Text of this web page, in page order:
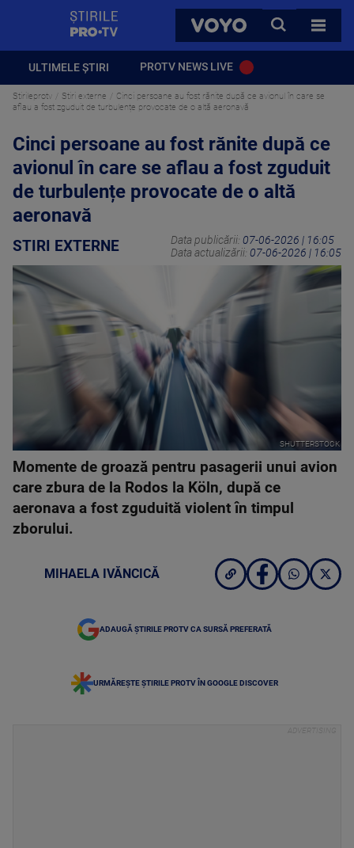
VOYO
CAUTA
TOATE
ULTIMELE ȘTIRI PROTV NEWS LIVE
Stirileprotv Stiri externe
Cinci persoane au fost rănite după ce avionul în care se
aflau a fost zguduit de turbulențe provocate de o altă aeronavă
Cinci persoane au fost rănite după ce
avionul în care se aflau a fost zguduit
de turbulențe provocate de o altă
aeronavă
STIRI EXTERNE Data publicării: 07-06-2026 | 16:05
Data actualizării: 07-06-2026 | 16:05
SHUTTERSTOCK
Momente de groază pentru pasagerii unui avion
care zbura de la Rodos la Köln, după ce
aeronava a fost zguduită violent în timpul
zborului.
MIHAELA IVĂNCICĂ
ADAUGĂ ȘTIRILE PROTV CA SURSĂ PREFERATĂ
URMĂREȘTE ȘTIRILE PROTV ÎN GOOGLE DISCOVER